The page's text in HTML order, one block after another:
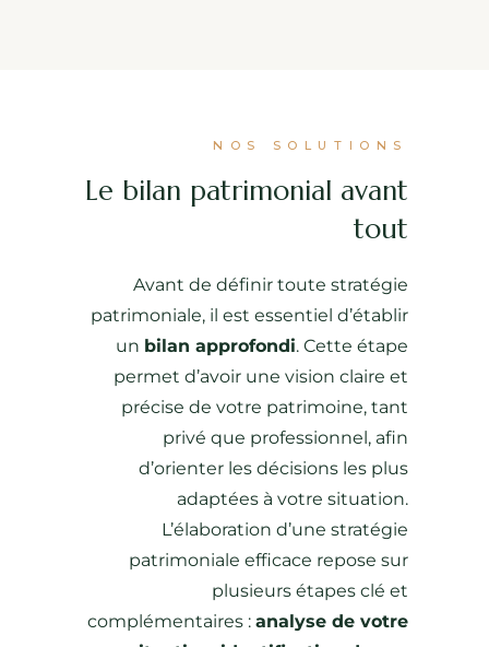
NOS SOLUTIONS
Le bilan patrimonial avant
tout
Avant de définir toute stratégie
patrimoniale, il est essentiel d’établir
un bilan approfondi. Cette étape
permet d’avoir une vision claire et
précise de votre patrimoine, tant
privé que professionnel, afin
d’orienter les décisions les plus
adaptées à votre situation.
L’élaboration d’une stratégie
patrimoniale efficace repose sur
plusieurs étapes clé et
complémentaires : analyse de votre